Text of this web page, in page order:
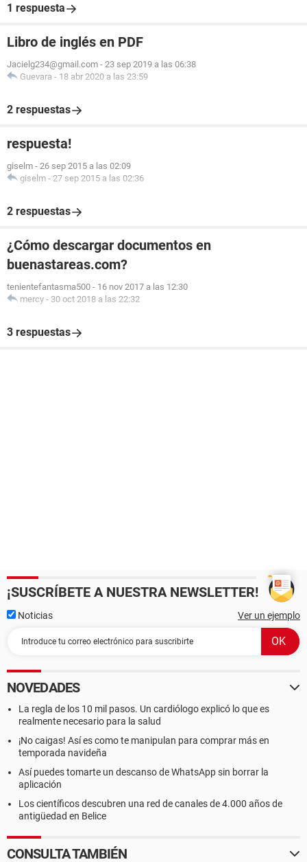
1 respuesta
Libro de inglés en PDF
Jacielg234@gmail.com - 23 sep 2019 a las 06:38
Guevara - 18 abr 2020 a las 23:59
2 respuestas
respuesta!
giselm - 26 sep 2015 a las 02:09
giselm - 27 sep 2015 a las 02:36
2 respuestas
¿Cómo descargar documentos en
buenastareas.com?
tenientefantasma500 - 16 nov 2017 a las 12:30
mercy - 30 oct 2018 a las 22:32
3 respuestas
¡SUSCRÍBETE A NUESTRA NEWSLETTER!
Noticias Ver un ejemplo
NOVEDADES
La regla de los 10 mil pasos. Un cardiólogo explicó lo que es
realmente necesario para la salud
¡No caigas! Así es como te manipulan para comprar más en
temporada navideña
Así puedes tomarte un descanso de WhatsApp sin borrar la
aplicación
Los científicos descubren una red de canales de 4.000 años de
antigüedad en Belice
CONSULTA TAMBIÉN